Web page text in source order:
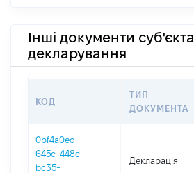
Інші документи суб'єкта
декларування
КОД
ТИП
ДОКУМЕНТА
0bf4a0ed-
645c-448c-
bc35-
Декларація